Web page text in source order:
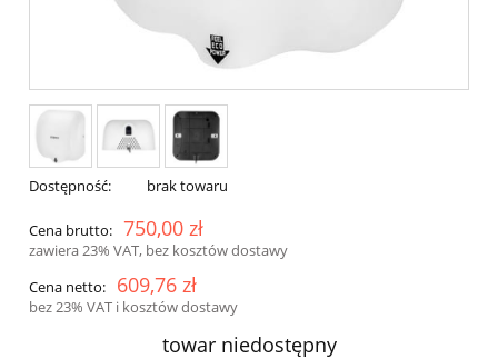
Dostępność: brak towaru
Cena brutto: 750,00 zł
zawiera 23% VAT, bez kosztów dostawy
Cena netto:
609,76 zł
bez 23% VAT i kosztów dostawy
towar niedostępny